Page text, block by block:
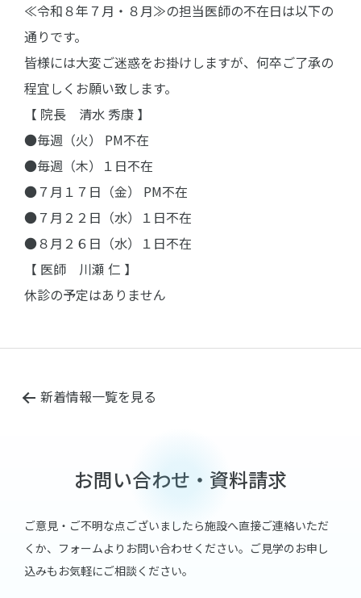
≪令和８年７月・８月≫の担当医師の不在日は以下の
通りです。
皆様には大変ご迷惑をお掛けしますが、何卒ご了承の
程宜しくお願い致します。
【 院長 清水 秀康 】
●毎週（火） PM不在
●毎週（木）１日不在
●７月１７日（金） PM不在
●７月２２日（水）１日不在
●８月２６日（水）１日不在
【 医師 川瀬 仁 】
休診の予定はありません
新着情報一覧を見る
お問い合わせ・資料請求
ご意見・ご不明な点ございましたら施設へ直接ご連絡いただ
くか、フォームよりお問い合わせください。 ご見学のお申し
込みもお気軽にご相談ください。